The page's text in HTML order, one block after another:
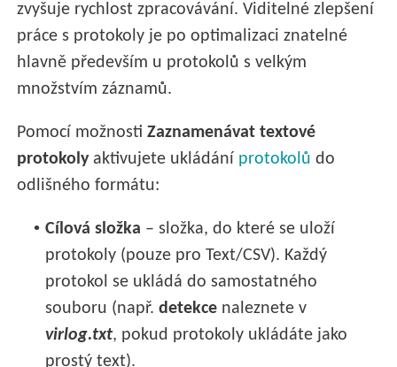
zvyšuje rychlost zpracovávání. Viditelné zlepšení
práce s protokoly je po optimalizaci znatelné
hlavně především u protokolů s velkým
množstvím záznamů.
Pomocí možnostiZaznamenávat textové
protokolyaktivujete ukládání protokolů do
odlišného formátu:
• Cílová složka – složka, do které se uloží
protokoly (pouze pro Text/CSV). Každý
protokol se ukládá do samostatného
souboru (např.detekce naleznete v
virlog.txt, pokud protokoly ukládáte jako
prostý text).